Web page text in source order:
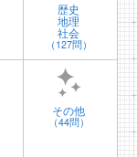
歴史
地理
社会
（127問）
その他
（44問）